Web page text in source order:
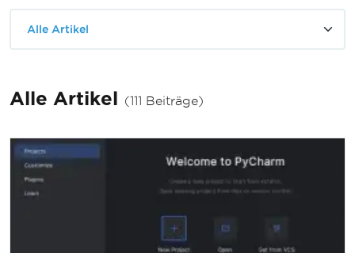
Alle Artikel
Alle Artikel (111 Beiträge)